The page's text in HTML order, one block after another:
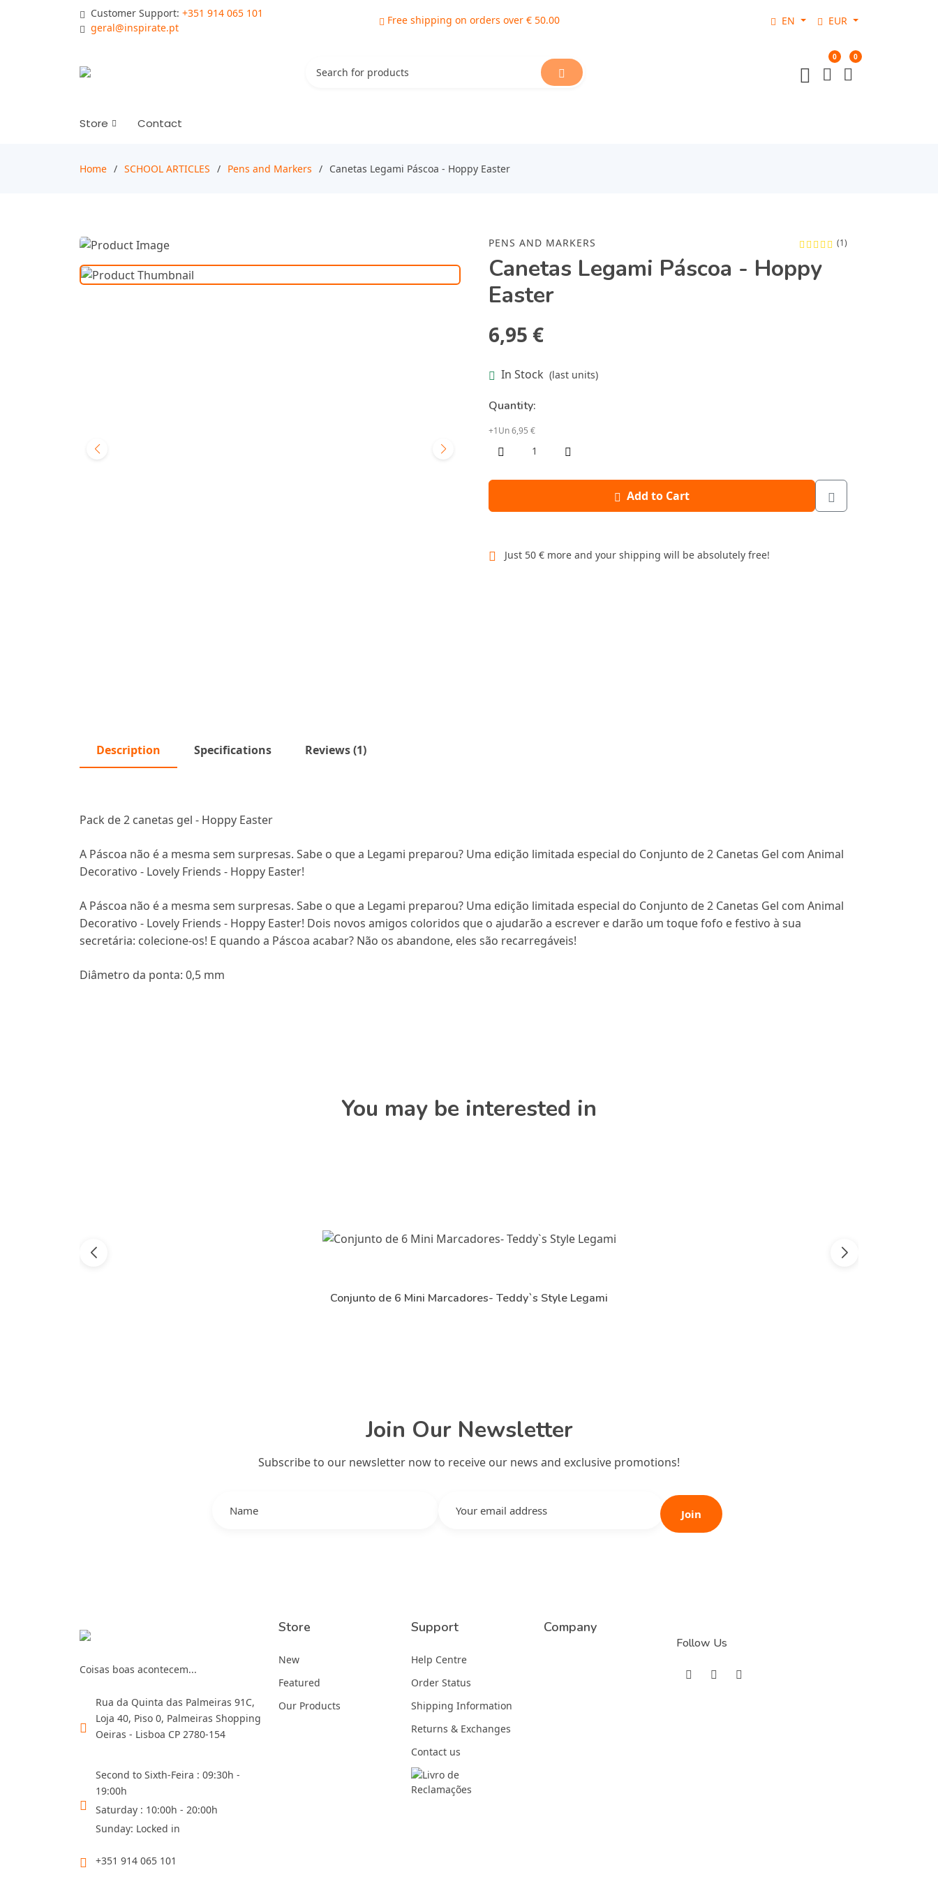
Customer Support: +351 914 065 101
geral@inspirate.pt
Free shipping on orders over € 50.00 EN EUR
0 0
Store Contact
Home SCHOOL ARTICLES Pens and Markers Canetas Legami Páscoa - Hoppy Easter
PENS AND MARKERS (1)
Canetas Legami Páscoa - Hoppy
Easter
6,95 €
In Stock (last units)
Quantity:
+1Un 6,95 €
Add to Cart
Just 50 € more and your shipping will be absolutely free!
Description Specifications Reviews (1)
Pack de 2 canetas gel - Hoppy Easter
A Páscoa não é a mesma sem surpresas. Sabe o que a Legami preparou? Uma edição limitada especial do Conjunto de 2 Canetas Gel com Animal
Decorativo - Lovely Friends - Hoppy Easter!
A Páscoa não é a mesma sem surpresas. Sabe o que a Legami preparou? Uma edição limitada especial do Conjunto de 2 Canetas Gel com Animal
Decorativo - Lovely Friends - Hoppy Easter! Dois novos amigos coloridos que o ajudarão a escrever e darão um toque fofo e festivo à sua
secretária: colecione-os! E quando a Páscoa acabar? Não os abandone, eles são recarregáveis!
Diâmetro da ponta: 0,5 mm
You may be interested in
Conjunto de 6 Mini Marcadores- Teddy`s Style Legami
Join Our Newsletter
Subscribe to our newsletter now to receive our news and exclusive promotions!
Join
Coisas boas acontecem...
Rua da Quinta das Palmeiras 91C,
Loja 40, Piso 0, Palmeiras Shopping
Oeiras - Lisboa CP 2780-154
Second to Sixth-Feira : 09:30h -
19:00h
Saturday : 10:00h - 20:00h
Sunday: Locked in
+351 914 065 101
Store
New
Featured
Our Products
Support
Help Centre
Order Status
Shipping Information
Returns & Exchanges
Contact us
Company
Follow Us